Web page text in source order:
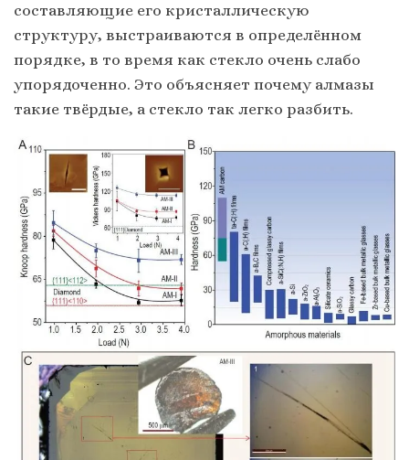
составляющие его кристаллическую
структуру, выстраиваются в определённом
порядке, в то время как стекло очень слабо
упорядоченно. Это объясняет почему алмазы
такие твёрдые, а стекло так легко разбить.